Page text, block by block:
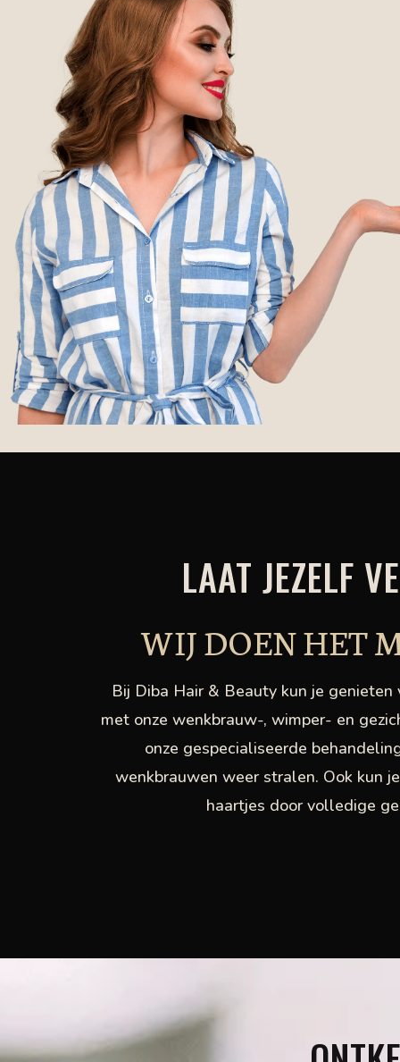
LAAT JEZELF
WIJ DOEN HET
Bij Diba Hair & Beauty kun je
met onze wenkbrauw-, wimper- en
onze gespecialiseerde
wenkbrauwen weer stralen. Ook kun
haartjes door volledige